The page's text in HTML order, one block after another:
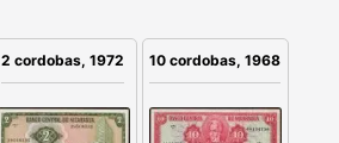
2 cordobas, 1972 10 cordobas, 1968